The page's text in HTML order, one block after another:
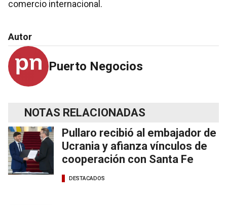
comercio internacional.
Autor
Puerto Negocios
NOTAS RELACIONADAS
Pullaro recibió al embajador de
Ucrania y afianza vínculos de
cooperación con Santa Fe
DESTACADOS